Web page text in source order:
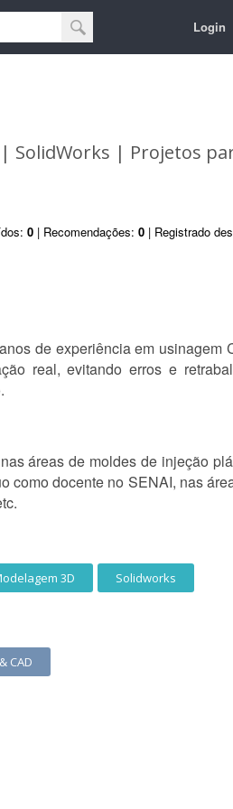
Login
SolidWorks | Projetos
0 | Recomendações: 0 | Registrado
de experiência em usinagem
real, evitando erros e
áreas de moldes de injeção
como docente no SENAI, nas
3D Solidworks
CAD